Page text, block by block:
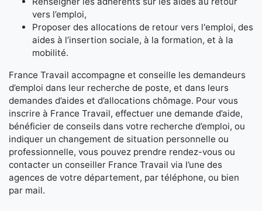
vers l’emploi,
Proposer des allocations de retour vers l'emploi, des
aides à l’insertion sociale, à la formation, et à la
mobilité.
France Travail accompagne et conseille les demandeurs
d’emploi dans leur recherche de poste, et dans leurs
demandes d’aides et d’allocations chômage. Pour vous
inscrire à France Travail, effectuer une demande d’aide,
bénéficier de conseils dans votre recherche d’emploi, ou
indiquer un changement de situation personnelle ou
professionnelle, vous pouvez prendre rendez-vous ou
contacter un conseiller France Travail via l’une des
agences de votre département, par téléphone, ou bien
par mail.